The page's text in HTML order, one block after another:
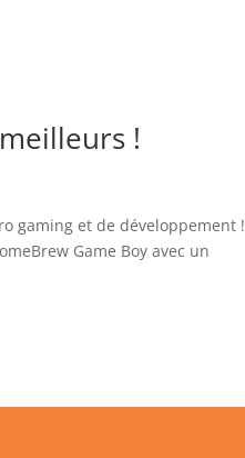
!
gaming et de développement !
Game Boy avec un